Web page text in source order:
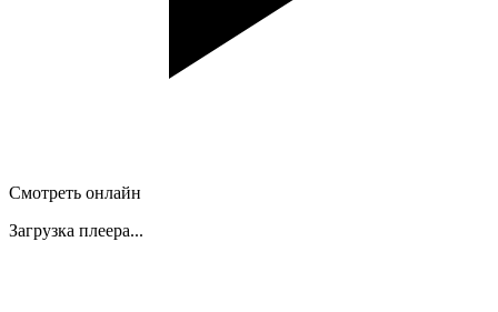
Смотреть онлайн
Загрузка плеера...